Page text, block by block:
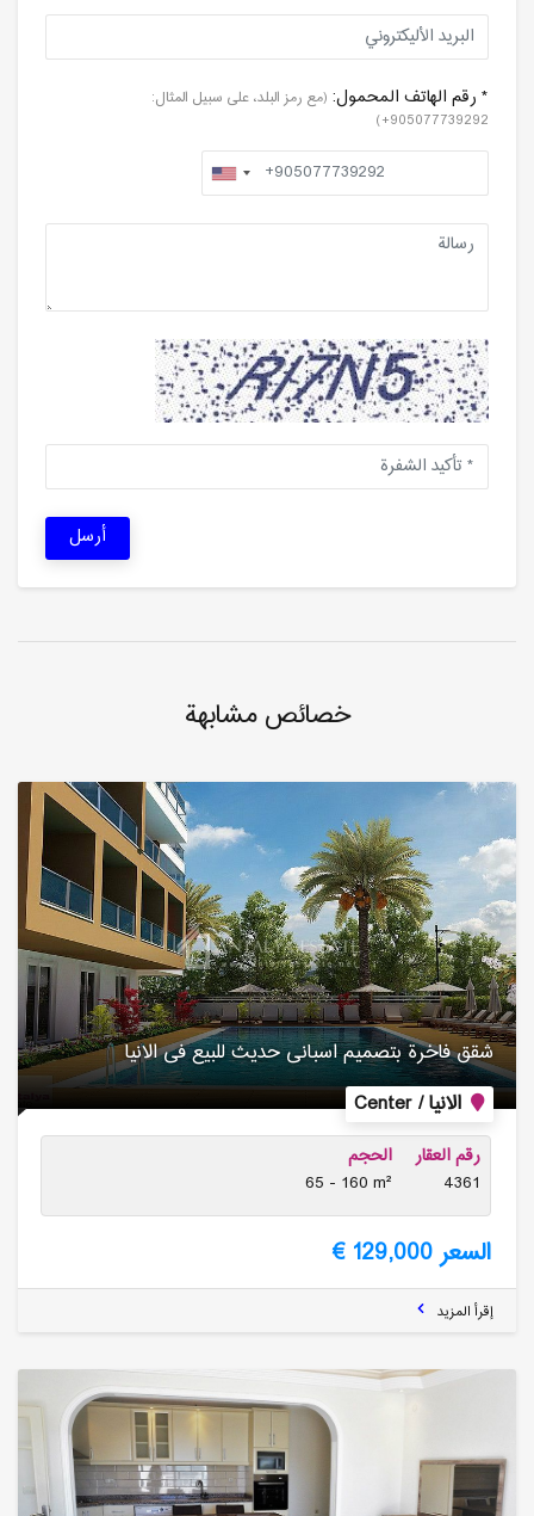
* رقم الهاتف المحمول: (مع رمز البلد، على سبيل المثال:
905077739292+)
أرسل
خصائص مشابهة
الانيا / Center
شقق فاخرة بتصمیم اسبانی حدیث للبیع فی الانیا
رقم العقار
4361
الحجم
65 - 160 m²
السعر 129,000 €
إقرأ المزيد